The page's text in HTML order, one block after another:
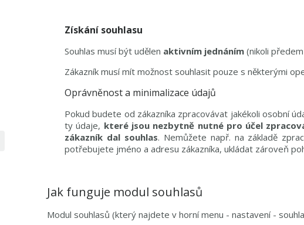
Získání souhlasu
Souhlas musí být udělen aktivním jednáním (nikoli
Zákazník musí mít možnost souhlasit pouze s některými
Oprávněnost a minimalizace údajů
Pokud budete od zákazníka zpracovávat jakékoli osobní
ty údaje, které jsou nezbytně nutné pro účel
zákazník dal souhlas. Nemůžete např. na základě
potřebujete jméno a adresu zákazníka, ukládat zároveň
Jak funguje modul souhlasů
Modul souhlasů (který najdete v horní menu - nastavení -